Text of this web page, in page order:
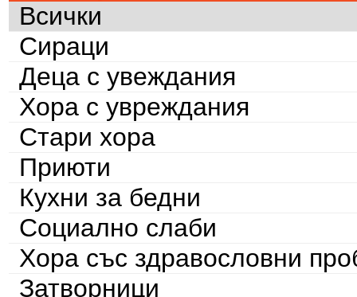
Всички
Сираци
Деца с увеждания
Хора с увреждания
Стари хора
Приюти
Кухни за бедни
Социално слаби
Хора със здравословни
Затворници